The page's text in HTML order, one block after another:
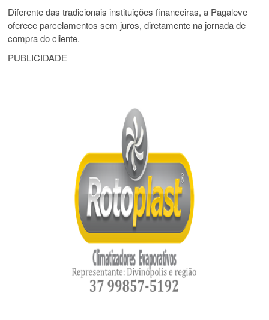
Diferente das tradicionais instituições financeiras, a Pagaleve
oferece parcelamentos sem juros, diretamente na jornada de
compra do cliente.
PUBLICIDADE